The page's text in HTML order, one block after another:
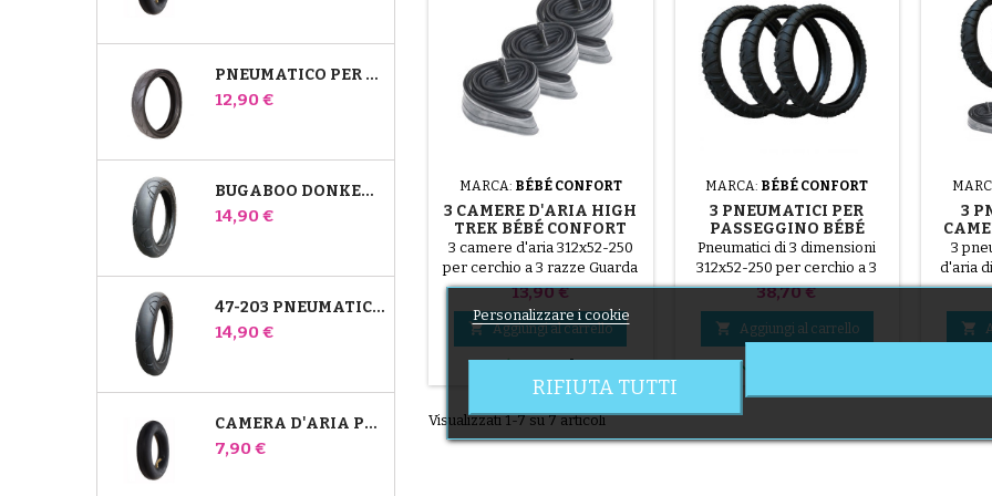
PNEUMATICO PER PASSEGGINO JANÉ SLALOM PRO E POWERTWIN
Prezzo
12,90 €
BUGABOO DONKEY 39X177 PNEUMATICO COMPATIBILE PER PASSEGGINO - PER RUOTA ANTERIORE
Prezzo
14,90 €
47-203 PNEUMATICO COMPATIBILE CON IL PASSEGGINO BUGABOO DONKEY - PER RUOTA POSTERIORE
Prezzo
14,90 €
CAMERA D'ARIA POSTERIORE WHIZ RED CASTLE
Prezzo
7,90 €
MARCA: BÉBÉ CONFORT
3 CAMERE D'ARIA HIGH
TREK BÉBÉ CONFORT
3 camere d'aria 312x52-250
per cerchio a 3 razze Guarda
il video qui sotto per evitare di
forare le camere d'aria
durante il montaggio.
MONTAGGIO VIDEO.
Prezzo
13,90 €
 Aggiungi al carrello
En stock
MARCA: BÉBÉ CONFORT
3 PNEUMATICI PER
PASSEGGINO BÉBÉ
CONFORT HIGH TREK
Pneumatici di 3 dimensioni
312x52-250 per cerchio a 3
razze
Prezzo
38,70 €
 Aggiungi al carrello

3
3
d'aria
250 per
d'aria

Visualizzati 1-7 su 7 articoli
Personalizzare i cookie
RIFIUTA TUTTI